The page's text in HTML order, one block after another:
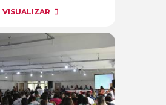
VISUALIZAR